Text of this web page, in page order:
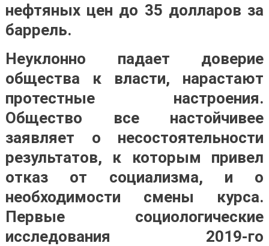
нефтяных цен до 35 долларов за
баррель.
Неуклонно падает доверие
общества к власти, нарастают
протестные настроения.
Общество все настойчивее
заявляет о несостоятельности
результатов, к которым привел
отказ от социализма, и о
необходимости смены курса.
Первые социологические
исследования 2019-го